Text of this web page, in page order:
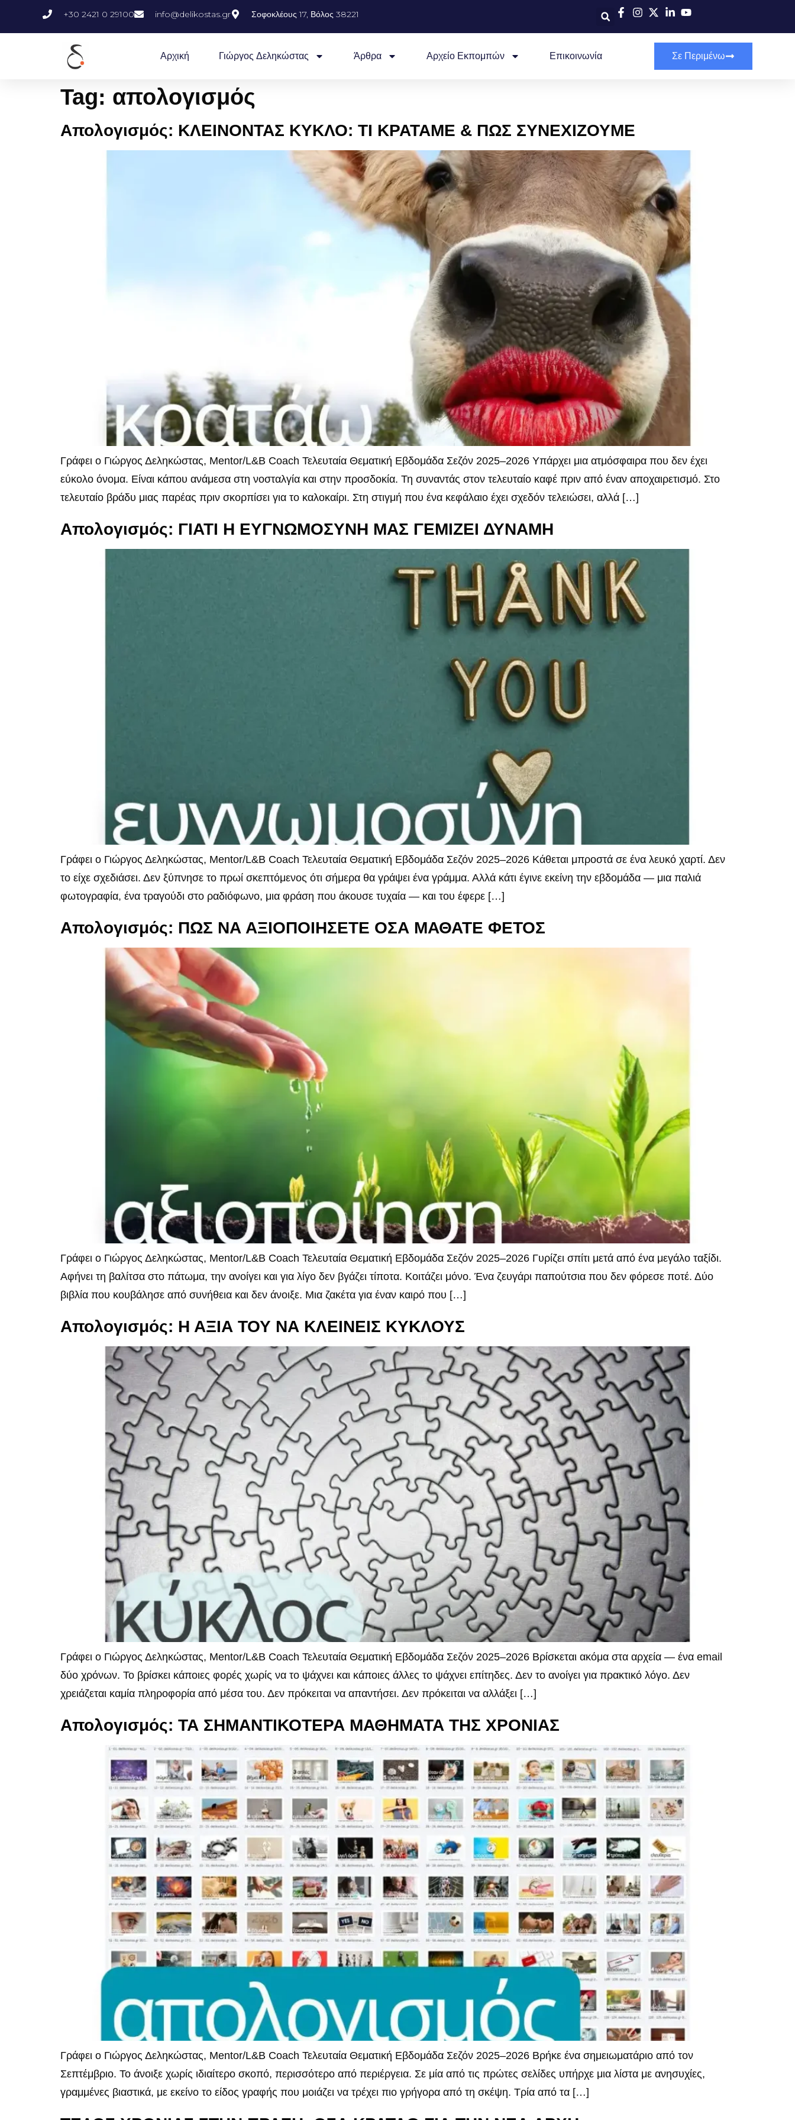
+30 2421 0 29100 info@delikostas.gr Σοφοκλέους 17, Βόλος 38221
Αρχική Γιώργος Δεληκώστας Άρθρα Αρχείο Εκπομπών Επικοινωνία Σε Περιμένω
Tag: απολογισμός
Απολογισμός: ΚΛΕΙΝΟΝΤΑΣ ΚΥΚΛΟ: ΤΙ ΚΡΑΤΑΜΕ & ΠΩΣ ΣΥΝΕΧΙΖΟΥΜΕ
Γράφει ο Γιώργος Δεληκώστας, Mentor/L&B Coach Τελευταία Θεματική Εβδομάδα Σεζόν 2025–2026 Υπάρχει μια ατμόσφαιρα που δεν έχει
εύκολο όνομα. Είναι κάπου ανάμεσα στη νοσταλγία και στην προσδοκία. Τη συναντάς στον τελευταίο καφέ πριν από έναν αποχαιρετισμό. Στο
τελευταίο βράδυ μιας παρέας πριν σκορπίσει για το καλοκαίρι. Στη στιγμή που ένα κεφάλαιο έχει σχεδόν τελειώσει, αλλά […]
Απολογισμός: ΓΙΑΤΙ Η ΕΥΓΝΩΜΟΣΥΝΗ ΜΑΣ ΓΕΜΙΖΕΙ ΔΥΝΑΜΗ
Γράφει ο Γιώργος Δεληκώστας, Mentor/L&B Coach Τελευταία Θεματική Εβδομάδα Σεζόν 2025–2026 Κάθεται μπροστά σε ένα λευκό χαρτί. Δεν
το είχε σχεδιάσει. Δεν ξύπνησε το πρωί σκεπτόμενος ότι σήμερα θα γράψει ένα γράμμα. Αλλά κάτι έγινε εκείνη την εβδομάδα — μια παλιά
φωτογραφία, ένα τραγούδι στο ραδιόφωνο, μια φράση που άκουσε τυχαία — και του έφερε […]
Απολογισμός: ΠΩΣ ΝΑ ΑΞΙΟΠΟΙΗΣΕΤΕ ΟΣΑ ΜΑΘΑΤΕ ΦΕΤΟΣ
Γράφει ο Γιώργος Δεληκώστας, Mentor/L&B Coach Τελευταία Θεματική Εβδομάδα Σεζόν 2025–2026 Γυρίζει σπίτι μετά από ένα μεγάλο ταξίδι.
Αφήνει τη βαλίτσα στο πάτωμα, την ανοίγει και για λίγο δεν βγάζει τίποτα. Κοιτάζει μόνο. Ένα ζευγάρι παπούτσια που δεν φόρεσε ποτέ. Δύο
βιβλία που κουβάλησε από συνήθεια και δεν άνοιξε. Μια ζακέτα για έναν καιρό που […]
Απολογισμός: Η ΑΞΙΑ ΤΟΥ ΝΑ ΚΛΕΙΝΕΙΣ ΚΥΚΛΟΥΣ
Γράφει ο Γιώργος Δεληκώστας, Mentor/L&B Coach Τελευταία Θεματική Εβδομάδα Σεζόν 2025–2026 Βρίσκεται ακόμα στα αρχεία — ένα email
δύο χρόνων. Το βρίσκει κάποιες φορές χωρίς να το ψάχνει και κάποιες άλλες το ψάχνει επίτηδες. Δεν το ανοίγει για πρακτικό λόγο. Δεν
χρειάζεται καμία πληροφορία από μέσα του. Δεν πρόκειται να απαντήσει. Δεν πρόκειται να αλλάξει […]
Απολογισμός: ΤΑ ΣΗΜΑΝΤΙΚΟΤΕΡΑ ΜΑΘΗΜΑΤΑ ΤΗΣ ΧΡΟΝΙΑΣ
Γράφει ο Γιώργος Δεληκώστας, Mentor/L&B Coach Τελευταία Θεματική Εβδομάδα Σεζόν 2025–2026 Βρήκε ένα σημειωματάριο από τον
Σεπτέμβριο. Το άνοιξε χωρίς ιδιαίτερο σκοπό, περισσότερο από περιέργεια. Σε μία από τις πρώτες σελίδες υπήρχε μια λίστα με ανησυχίες,
γραμμένες βιαστικά, με εκείνο το είδος γραφής που μοιάζει να τρέχει πιο γρήγορα από τη σκέψη. Τρία από τα […]